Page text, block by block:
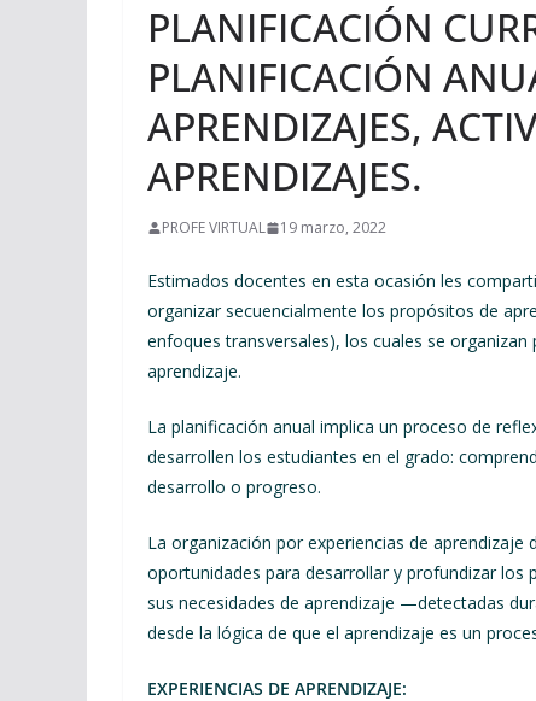
PLANIFICACIÓN
PLANIFICACIÓN
APRENDIZAJES,
APRENDIZAJES.
PROFE VIRTUAL 19 marzo, 2022
Estimados docentes en esta ocasión les
organizar secuencialmente los propósitos de
enfoques transversales), los cuales se
aprendizaje.
La planificación anual implica un proceso de
desarrollen los estudiantes en el grado:
desarrollo o progreso.
La organización por experiencias de
oportunidades para desarrollar y profundizar
sus necesidades de aprendizaje —detectadas
desde la lógica de que el aprendizaje es un
EXPERIENCIAS DE APRENDIZAJE: